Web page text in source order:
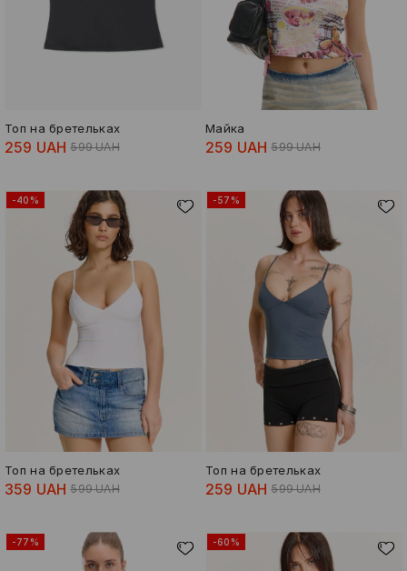
Топ на бретельках
259 UAH 599 UAH
Майка
259 UAH 599 UAH
-40%
Топ на бретельках
359 UAH 599 UAH
-57%
Топ на бретельках
259 UAH 599 UAH
-77% -60%